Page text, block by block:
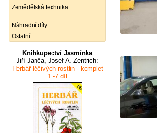
Zemědělská technika
Náhradní díly
Ostatní
Knihkupectví Jasmínka
Jiří Janča, Josef A. Zentrich:
Herbář léčivých rostlin - komplet
1.-7.díl